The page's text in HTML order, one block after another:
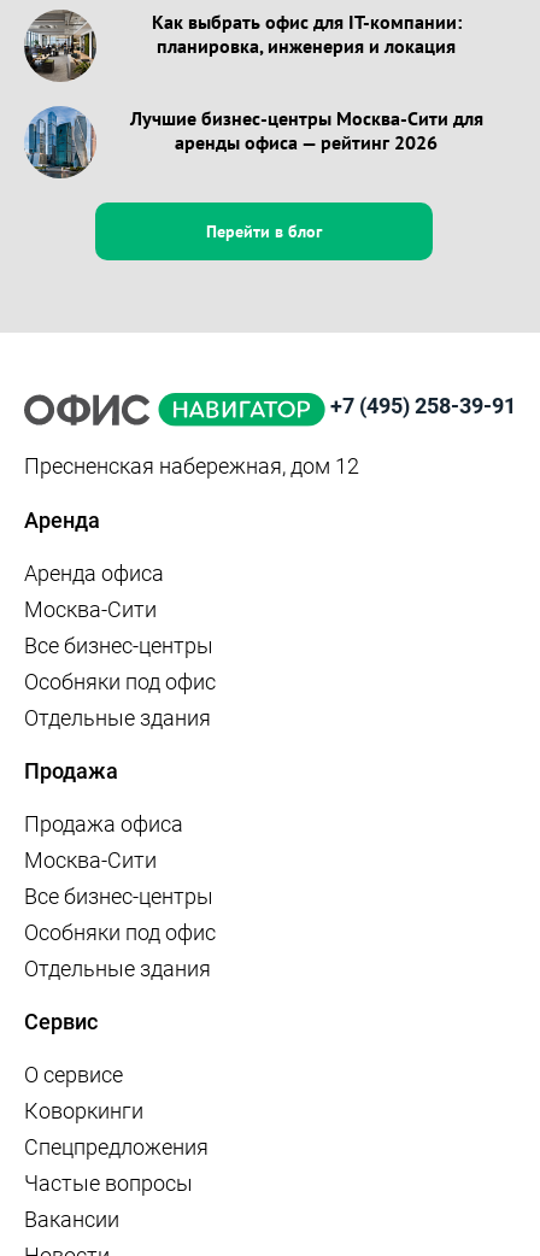
Как выбрать офис для IT-компании:
планировка, инженерия и локация
Лучшие бизнес-центры Москва-Сити для
аренды офиса — рейтинг 2026
Перейти в блог
+7 (495) 258-39-91
Пресненская набережная, дом 12
Аренда
Аренда офиса
Москва-Сити
Все бизнес-центры
Особняки под офис
Отдельные здания
Продажа
Продажа офиса
Москва-Сити
Все бизнес-центры
Особняки под офис
Отдельные здания
Сервис
О сервисе
Коворкинги
Спецпредложения
Частые вопросы
Вакансии